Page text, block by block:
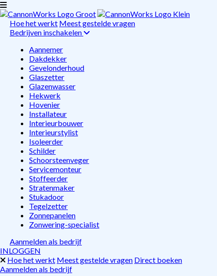
Hoe het werkt Meest gestelde vragen
Bedrijven inschakelen
Aannemer
Dakdekker
Gevelonderhoud
Glaszetter
Glazenwasser
Hekwerk
Hovenier
Installateur
Interieurbouwer
Interieurstylist
Isoleerder
Schilder
Schoorsteenveger
Servicemonteur
Stoffeerder
Stratenmaker
Stukadoor
Tegelzetter
Zonnepanelen
Zonwering-specialist
Aanmelden als bedrijf
INLOGGEN
Hoe het werkt Meest gestelde vragen Direct boeken
Aanmelden als bedrijf